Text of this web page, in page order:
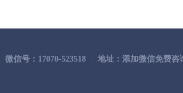
微信号：17070-523518 地址：添加微信免费